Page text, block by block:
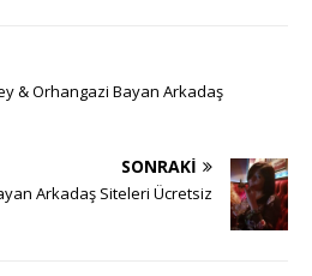
& Orhangazi Bayan Arkadaş
SONRAKI
Arkadaş Siteleri Ücretsiz